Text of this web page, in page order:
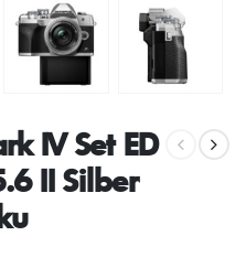
IV Set ED
II Silber